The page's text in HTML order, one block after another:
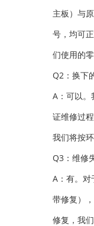
主板）与
号，均可
们使用的
Q2：换下
A：可以。
证维修过
我们将按
Q3：维修
A：有。对
带修复）
修复，我